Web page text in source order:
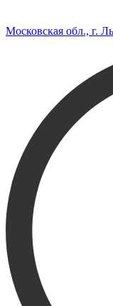
Московская обл., г.